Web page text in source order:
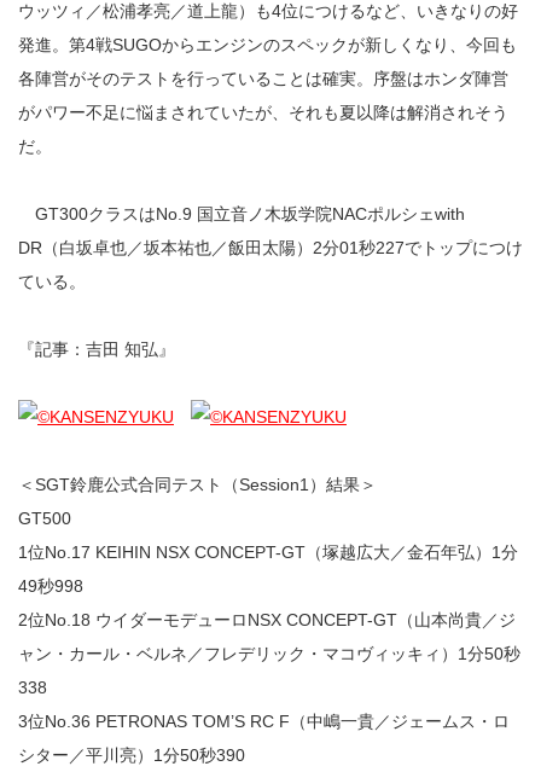
ウッツィ／松浦孝亮／道上龍）も4位につけるなど、いきなりの好
発進。第4戦SUGOからエンジンのスペックが新しくなり、今回も
各陣営がそのテストを行っていることは確実。序盤はホンダ陣営
がパワー不足に悩まされていたが、それも夏以降は解消されそう
だ。
GT300クラスはNo.9 国立音ノ木坂学院NACポルシェwith
DR（白坂卓也／坂本祐也／飯田太陽）2分01秒227でトップにつけ
ている。
『記事：吉田 知弘』
＜SGT鈴鹿公式合同テスト（Session1）結果＞
GT500
1位No.17 KEIHIN NSX CONCEPT-GT（塚越広大／金石年弘）1分
49秒998
2位No.18 ウイダーモデューロNSX CONCEPT-GT（山本尚貴／ジ
ャン・カール・ベルネ／フレデリック・マコヴィッキィ）1分50秒
338
3位No.36 PETRONAS TOM’S RC F（中嶋一貴／ジェームス・ロ
シター／平川亮）1分50秒390